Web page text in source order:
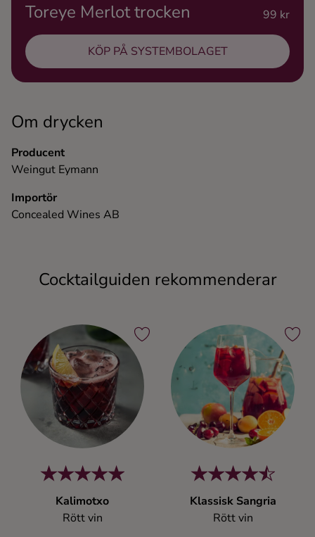
Om drycken
Producent
Weingut Eymann
Importör
Concealed Wines AB
Toreye Merlot trocken 99 kr
KÖP PÅ SYSTEMBOLAGET
Cocktailguiden rekommenderar
Kalimotxo
Rött vin
Klassisk Sangria
Rött vin